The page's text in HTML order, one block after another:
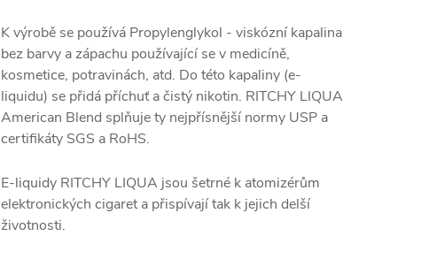
K výrobě se používá Propylenglykol - viskózní kapalina
bez barvy a zápachu používající se v medicíně,
kosmetice, potravinách, atd. Do této kapaliny (e-
liquidu) se přidá příchuť a čistý nikotin. RITCHY LIQUA
American Blend splňuje ty nejpřísnější normy USP a
certifikáty SGS a RoHS.
E-liquidy RITCHY LIQUA jsou šetrné k atomizérům
elektronických cigaret a přispívají tak k jejich delší
životnosti.